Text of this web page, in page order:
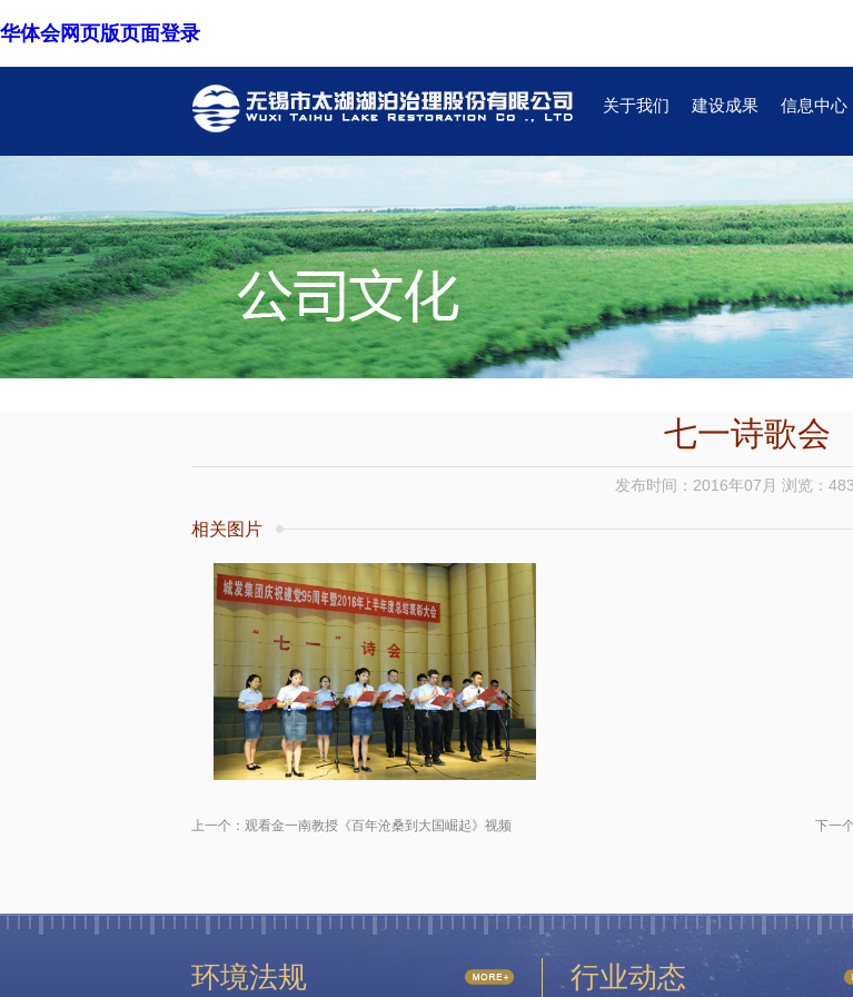
华体会网页版页面登录
关于我们 建设成果 信息中心
七一诗歌会
发布时间：2016年07月 浏览：
相关图片
上一个： 观看金一南教授《百年沧桑到大国崛起》视频 下一
环境法规 行业动态